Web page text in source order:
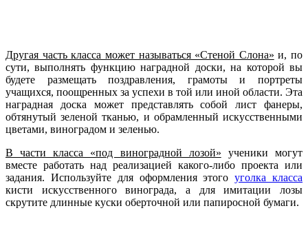
Другая часть класса может называться «Стеной Слона» и, по
сути, выполнять функцию наградной доски, на которой вы
будете размещать поздравления, грамоты и портреты
учащихся, поощренных за успехи в той или иной области. Эта
наградная доска может представлять собой лист фанеры,
обтянутый зеленой тканью, и обрамленный искусственными
цветами, виноградом и зеленью.
В части класса «под виноградной лозой» ученики могут
вместе работать над реализацией какого-либо проекта или
задания. Используйте для оформления этогоуголка класса
кисти искусственного винограда, а для имитации лозы
скрутите длинные куски оберточной или папиросной бумаги.